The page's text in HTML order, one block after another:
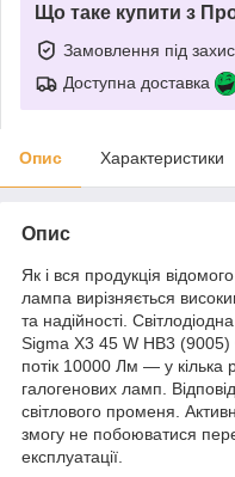
Що таке купити з
Замовлення під
Доступна доставка
Опис Характеристики
Опис
Як і вся продукція
лампа вирізняється
та надійності.
Sigma X3 45 W HB3 (9005)
потік 10000 Лм — у кілька
галогенових ламп.
світлового променя.
змогу не побоюватися
експлуатації.